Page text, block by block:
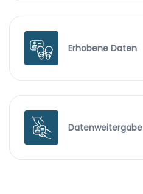
Erhobene Daten
Datenweitergabe